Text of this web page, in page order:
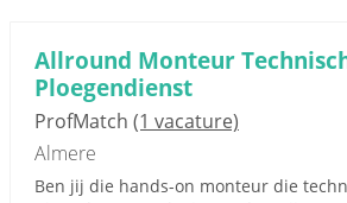
Allround Monteur
Ploegendienst
ProfMatch (1 vacature)
Almere
Ben jij die hands-on monteur die